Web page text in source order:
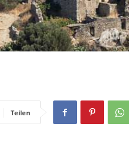
Teilen